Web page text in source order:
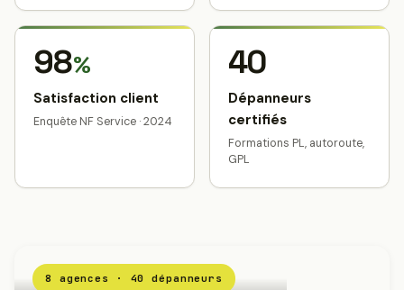
98%
Satisfaction client
Enquête NF Service · 2024
40
Dépanneurs
certifiés
Formations PL, autoroute,
GPL
8 agences · 40 dépanneurs